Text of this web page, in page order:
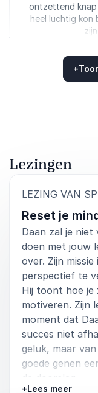
ontzettend
heel luchtig kon
Daan Jensen
publiek
Daan Jensen
van5Zeer
Daan Jensen
5van5Leuk,
+
Lezingen
LEZING VAN
Reset je
Daan zal je
doen met jouw
over. Zijn
perspectief te
Hij toont hoe je
motiveren. Zijn
moment dat
succes niet
geluk, maar
goede genen
de doorslag.
+Lees meer